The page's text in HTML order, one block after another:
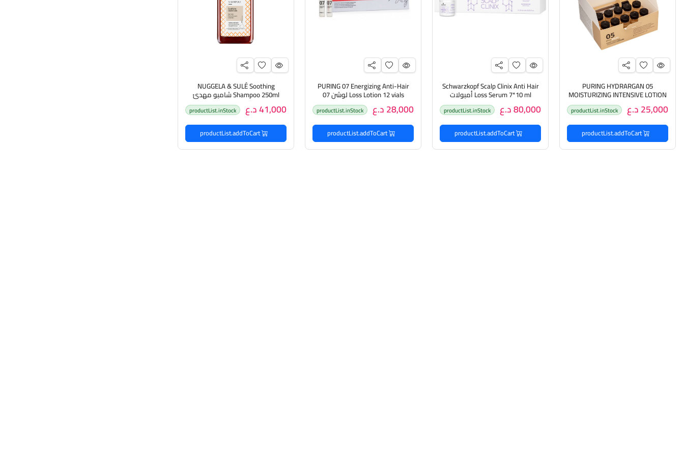
PURING HYDRARGAN 05
MOISTURIZING INTENSIVE LOTION
مجموعة أمبولات لترطيب الشعر من
بيورنك 25,000 د.ع productList.inStock
productList.addToCart
Schwarzkopf Scalp Clinix Anti Hair
Loss Serum 7*10 ml أمبولات
مضادة لتساقط الشعر80,000 د.ع productList.inStock
productList.addToCart
PURING 07 Energizing Anti-Hair
Loss Lotion 12 vials لوشن 07
المنشط المضاد لتساقط الشعر، 12
قارورة 28,000 د.ع productList.inStock
productList.addToCart
NUGGELA & SULÉ Soothing
Shampoo 250ml شامبو مهدئ
للفروة 41,000 د.ع productList.inStock
productList.addToCart